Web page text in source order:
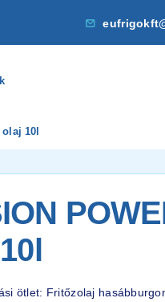
10l
ötlet: Fritőzolaj